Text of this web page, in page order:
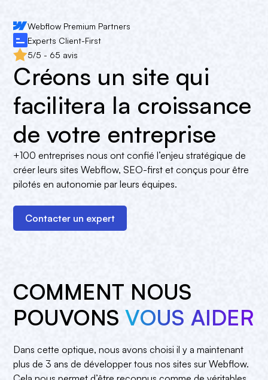
Créons un site qui
facilitera la croissance
de votre entreprise
Webflow Premium Partners
Experts Client-First
5/5 - 65 avis
+100 entreprises nous ont confié l’enjeu stratégique de
créer leurs sites Webflow, SEO-first et conçus pour être
pilotés en autonomie par leurs équipes.
Contacter un expert
COMMENT NOUS
POUVONS VOUS AIDER
Dans cette optique, nous avons choisi il y a maintenant
plus de 3 ans de développer tous nos sites sur Webflow.